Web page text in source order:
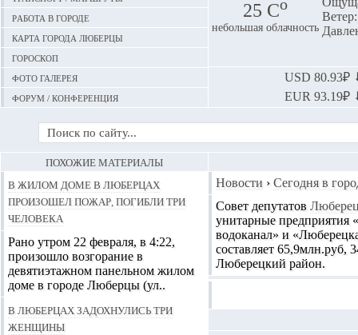
Работа в городе
Карта города Люберцы
Гороскоп
Фото галерея
Форум / конференция
25 Сo
небольшая облачность
USD 80.93₽
EUR 93.19₽
Новости › Сегодня в
Совет депутатов
унитарные
водоканал» и
составляет 65,9млн.руб,
Люберецкий район.
ПОХОЖИЕ МАТЕРИАЛЫ
В жилом доме в Люберцах
произошел пожар, погибли три
человека
Рано утром 22 февраля, в 4:22,
произошло возгорание в
девятиэтажном панельном жилом
доме в городе Люберцы (ул..
В Люберцах задохнулись три
женщины